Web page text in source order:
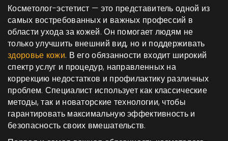
Косметолог-эстетист — это представитель одной из
самых востребованных и важных профессий в
области ухода за кожей. Он помогает людям не
только улучшить внешний вид, но и поддерживать
здоровье кожи. В его обязанности входит широкий
спектр услуг и процедур, направленных на
коррекцию недостатков и профилактику различных
проблем. Специалист использует как классические
методы, так и новаторские технологии, чтобы
гарантировать максимальную эффективность и
безопасность своих вмешательств.